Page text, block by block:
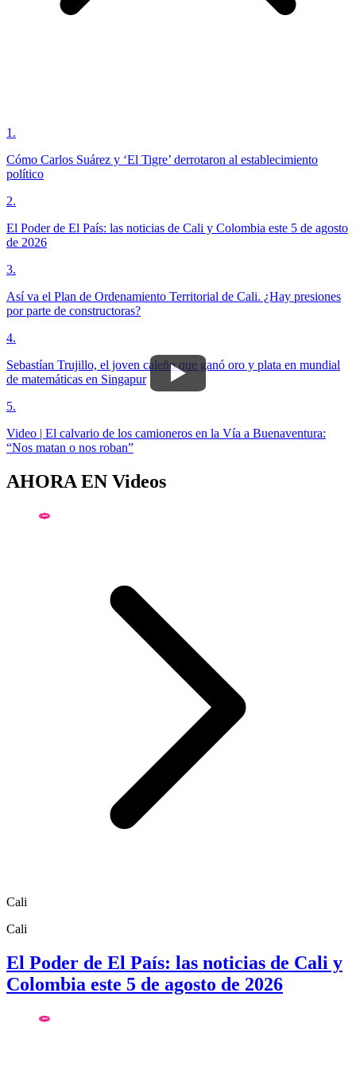
1 .
Cómo Carlos Suárez y ‘El Tigre’ derrotaron al establecimiento
político
2.
El Poder de El País: las noticias de Cali y Colombia este 5 de agosto
de 2026
3.
Así va el Plan de Ordenamiento Territorial de Cali. ¿Hay presiones
por parte de constructoras?
4.
Sebastían Trujillo, el joven caleño que ganó oro y plata en mundial
de matemáticas en Singapur
5.
Video | El calvario de los camioneros en la Vía a Buenaventura:
“Nos matan o nos roban”
AHORA EN Videos
Cali
Cali
El Poder de El País: las noticias de Cali y
Colombia este 5 de agosto de 2026